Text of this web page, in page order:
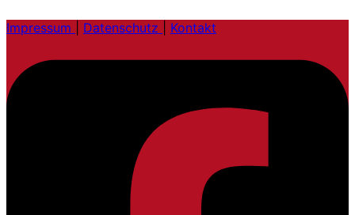
Impressum Datenschutz Kontakt